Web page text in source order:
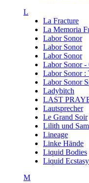
L
La Fracture
La Memoria
Labor Sonor
Labor Sonor
Labor Sonor
Labor Sonor -
Labor Sonor :
Labor Sonor
Ladybitch
LAST
Lautsprecher
Le Grand Soir
Lilith und
Lineage
Linke Hände
Liquid Bodies
Liquid Ecstasy
M